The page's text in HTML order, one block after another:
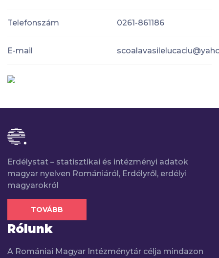
Telefonszám 0261-861186
E-mail
Erdélystat – statisztikai és intézményi adatok
magyar nyelven Romániáról, Erdélyről, erdélyi
magyarokról
TOVÁBB
Rólunk
A Romániai Magyar Intézménytár célja mindazon